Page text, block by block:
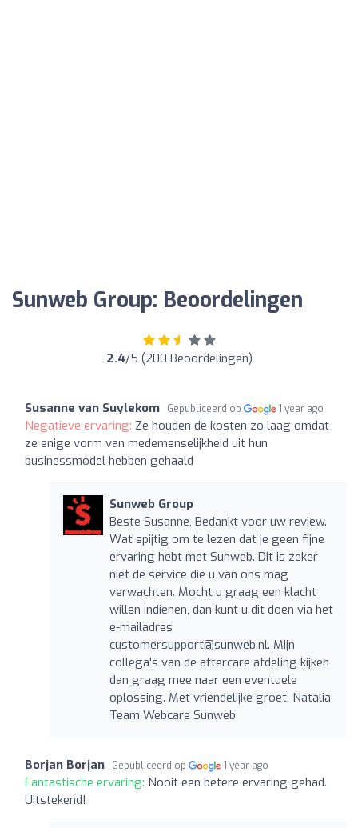
Sunweb Group: Beoordelingen
2.4/5 (200 Beoordelingen)
Susanne van Suylekom Gepubliceerd op 1 year ago
Negatieve ervaring: Ze houden de kosten zo laag omdat
ze enige vorm van medemenselijkheid uit hun
businessmodel hebben gehaald
Sunweb Group
Beste Susanne, Bedankt voor uw review.
Wat spijtig om te lezen dat je geen fijne
ervaring hebt met Sunweb. Dit is zeker
niet de service die u van ons mag
verwachten. Mocht u graag een klacht
willen indienen, dan kunt u dit doen via het
e-mailadres
customersupport@sunweb.nl. Mijn
collega's van de aftercare afdeling kijken
dan graag mee naar een eventuele
oplossing. Met vriendelijke groet, Natalia
Team Webcare Sunweb
Borjan Borjan Gepubliceerd op 1 year ago
Fantastische ervaring: Nooit een betere ervaring gehad.
Uitstekend!